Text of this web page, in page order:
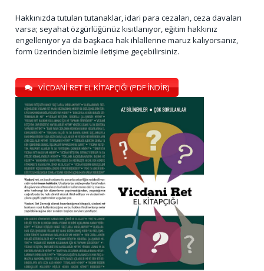
Hakkınızda tutulan tutanaklar, idari para cezaları, ceza davaları
varsa; seyahat özgürlüğünüz kısıtlanıyor, eğitim hakkınız
engelleniyor ya da başkaca hak ihlallerine maruz kalıyorsanız,
form üzerinden bizimle iletişime geçebilirsiniz.
VİCDANİ RET EL KİTAPÇIĞI (PDF İNDİR)